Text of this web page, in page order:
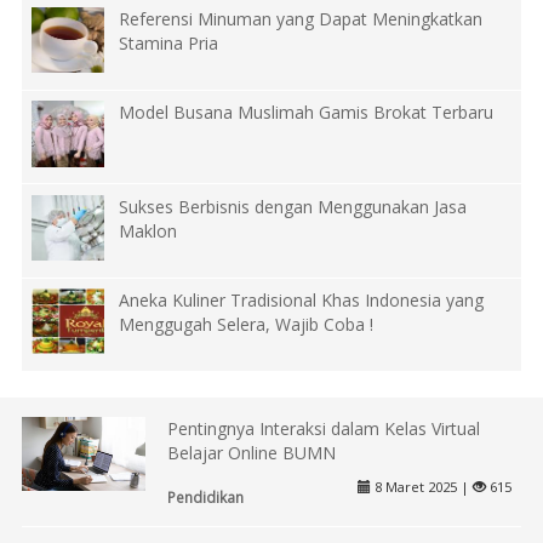
Referensi Minuman yang Dapat Meningkatkan
Stamina Pria
Model Busana Muslimah Gamis Brokat Terbaru
Sukses Berbisnis dengan Menggunakan Jasa
Maklon
Aneka Kuliner Tradisional Khas Indonesia yang
Menggugah Selera, Wajib Coba !
Pentingnya Interaksi dalam Kelas Virtual
Belajar Online BUMN
Pendidikan
8 Maret 2025 | 615